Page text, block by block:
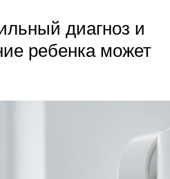
диагноз и
ребенка может